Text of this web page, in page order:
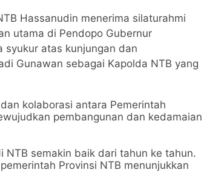
Hassanudin menerima silaturahmi
utama di Pendopo Gubernur
syukur atas kunjungan dan
Gunawan sebagai Kapolda NTB yang
kolaborasi antara Pemerintah
pembangunan dan kedamaian
NTB semakin baik dari tahun ke tahun.
Provinsi NTB menunjukkan